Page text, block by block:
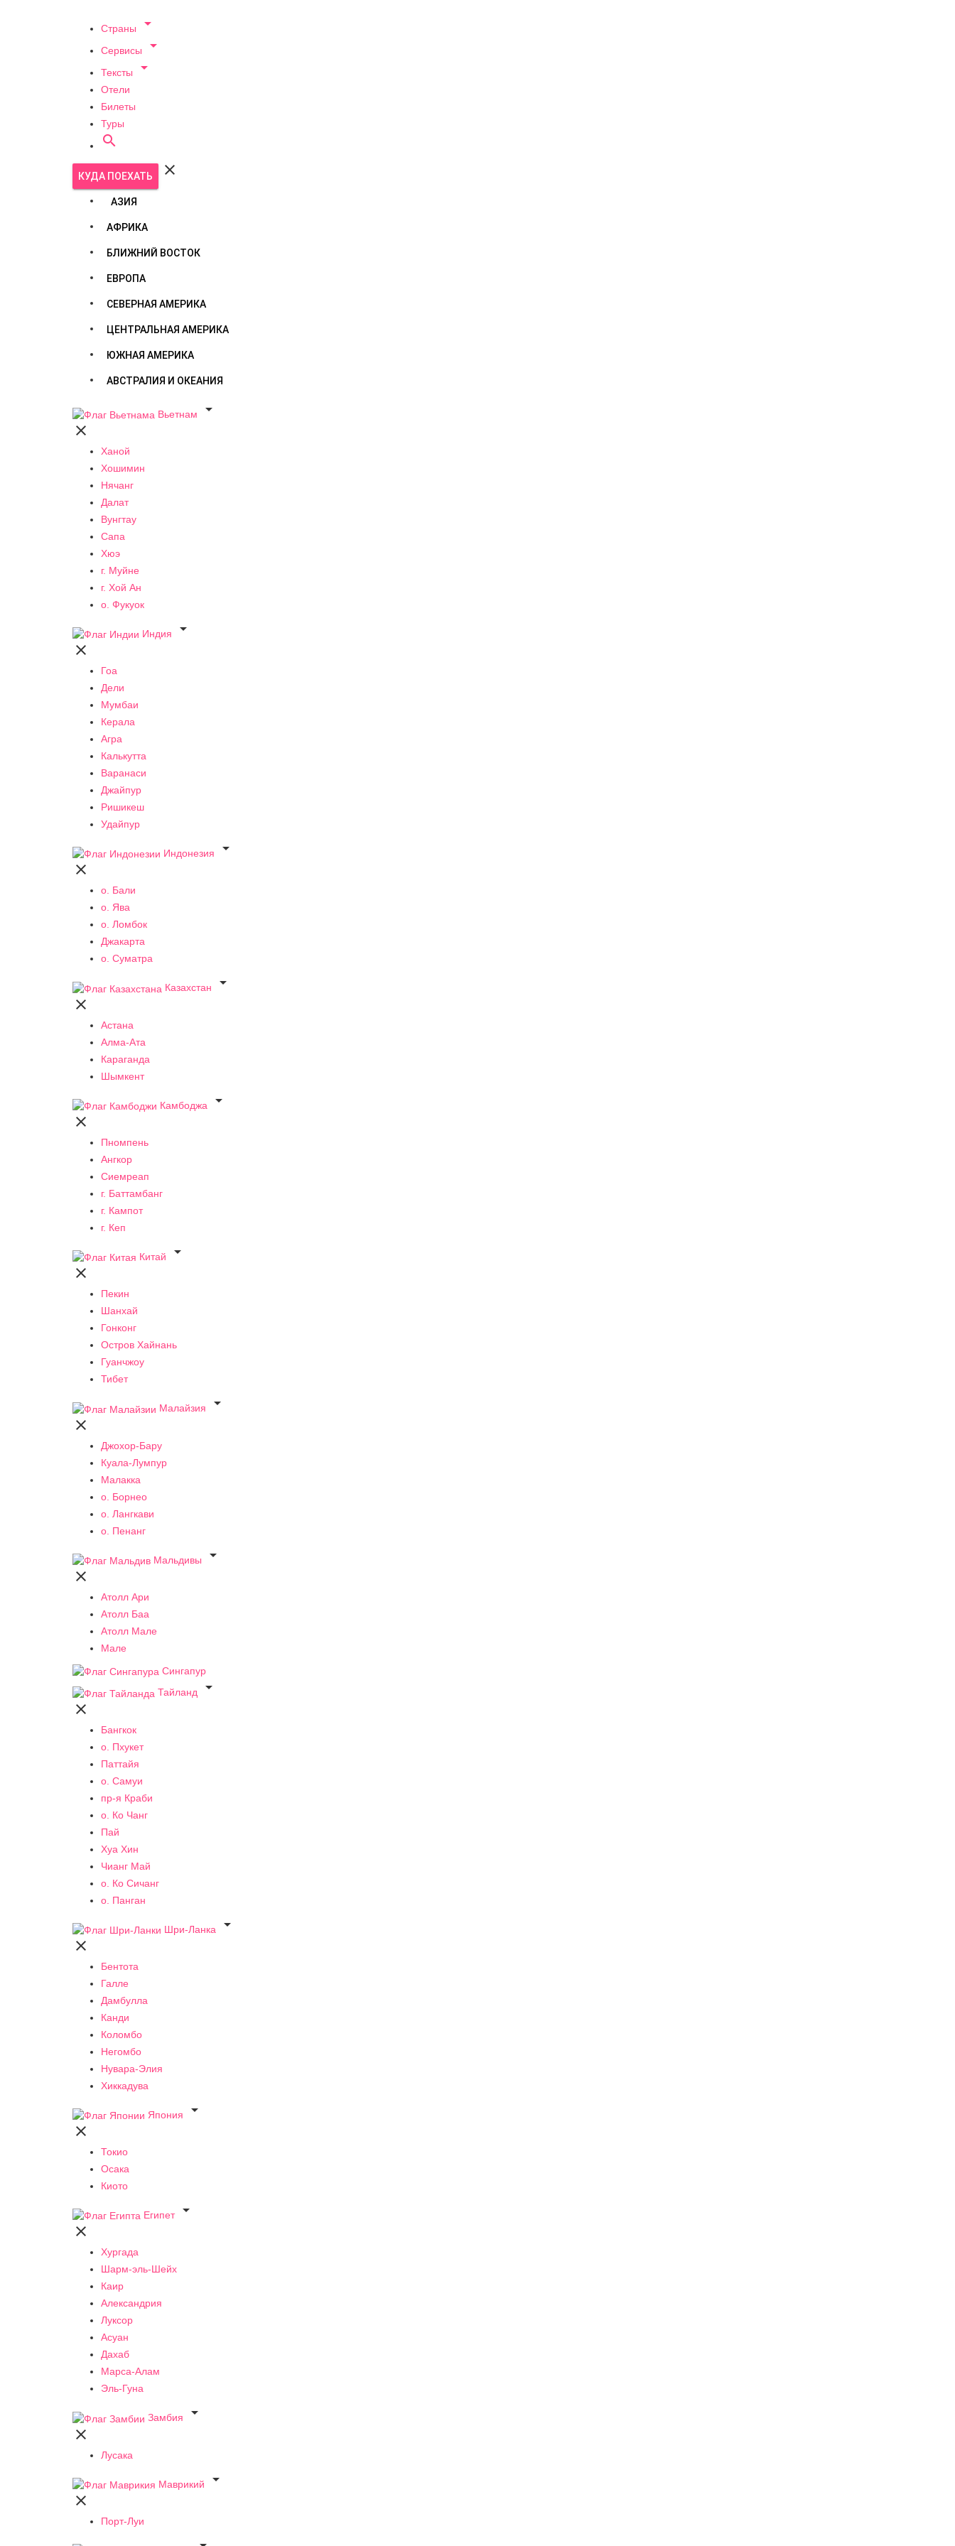
Страны 
Сервисы 
Тексты 
Отели
Билеты
Туры

КУДА ПОЕХАТЬ 
АЗИЯ
АФРИКА
БЛИЖНИЙ ВОСТОК
ЕВРОПА
СЕВЕРНАЯ АМЕРИКА
ЦЕНТРАЛЬНАЯ АМЕРИКА
ЮЖНАЯ АМЕРИКА
АВСТРАЛИЯ И ОКЕАНИЯ
Вьетнам


Ханой
Хошимин
Нячанг
Далат
Вунгтау
Сапа
Хюэ
г. Муйне
г. Хой Ан
о. Фукуок
Индия


Гоа
Дели
Мумбаи
Керала
Агра
Калькутта
Варанаси
Джайпур
Ришикеш
Удайпур
Индонезия


о. Бали
о. Ява
о. Ломбок
Джакарта
о. Суматра
Казахстан


Астана
Алма-Ата
Караганда
Шымкент
Камбоджа


Пномпень
Ангкор
Сиемреап
г. Баттамбанг
г. Кампот
г. Кеп
Китай


Пекин
Шанхай
Гонконг
Остров Хайнань
Гуанчжоу
Тибет
Малайзия


Джохор-Бару
Куала-Лумпур
Малакка
о. Борнео
о. Лангкави
о. Пенанг
Мальдивы


Атолл Ари
Атолл Баа
Атолл Мале
Мале
Сингапур
Тайланд


Бангкок
о. Пхукет
Паттайя
о. Самуи
пр-я Краби
о. Ко Чанг
Пай
Хуа Хин
Чианг Май
о. Ко Сичанг
о. Панган
Шри-Ланка


Бентота
Галле
Дамбулла
Канди
Коломбо
Негомбо
Нувара-Элия
Хиккадува
Япония


Токио
Осака
Киото
Египет


Хургада
Шарм-эль-Шейх
Каир
Александрия
Луксор
Асуан
Дахаб
Марса-Алам
Эль-Гуна
Замбия


Лусака
Маврикий


Порт-Луи